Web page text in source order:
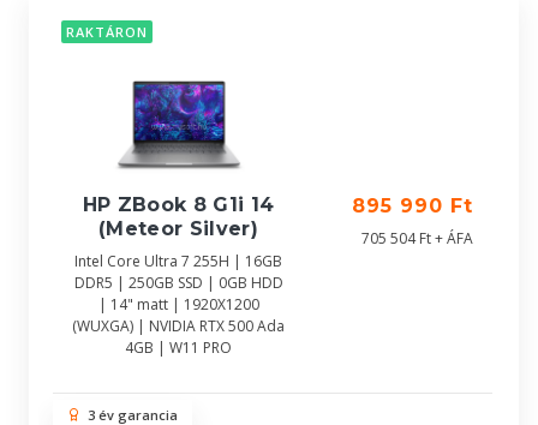
RAKTÁRON
HP ZBook 8 G1i 14
(Meteor Silver)
Intel Core Ultra 7 255H | 16GB
DDR5 | 250GB SSD | 0GB HDD
| 14" matt | 1920X1200
(WUXGA) | NVIDIA RTX 500 Ada
4GB | W11 PRO
895 990 Ft
705 504 Ft + ÁFA
3 év garancia